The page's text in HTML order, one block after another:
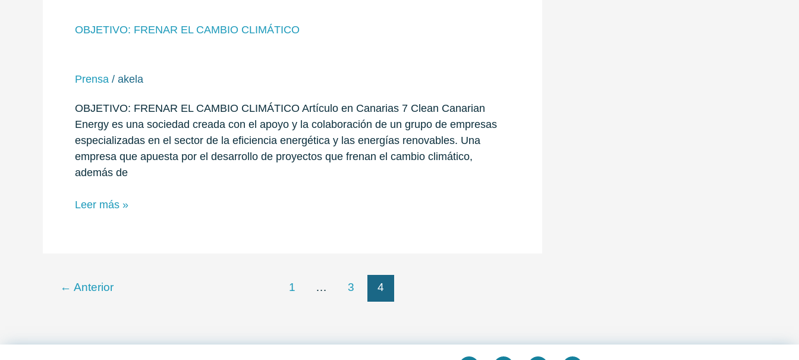
OBJETIVO: FRENAR EL CAMBIO CLIMÁTICO
Prensa / akela
OBJETIVO: FRENAR EL CAMBIO CLIMÁTICO Artículo en Canarias 7 Clean Canarian
Energy es una sociedad creada con el apoyo y la colaboración de un grupo de empresas
especializadas en el sector de la eficiencia energética y las energías renovables. Una
empresa que apuesta por el desarrollo de proyectos que frenan el cambio climático,
además de
Leer más »
← Anterior 1 … 3 4